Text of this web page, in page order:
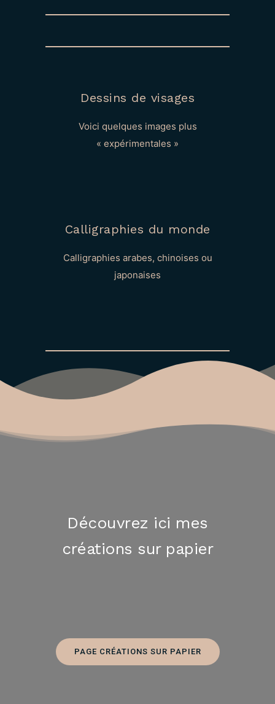
Dessins de visages
Voici quelques images plus
« expérimentales »
Calligraphies du monde
Calligraphies arabes, chinoises ou
japonaises
Découvrez ici mes
créations sur papier
PAGE CRÉATIONS SUR PAPIER